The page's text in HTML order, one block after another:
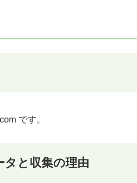
です。
タと収集の理由